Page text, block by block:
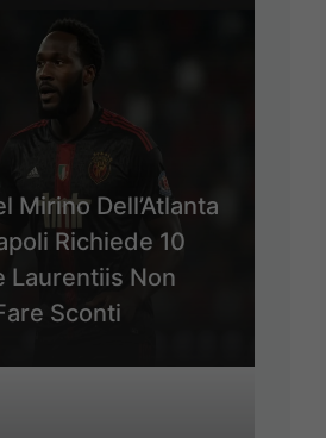
Mirino Dell’Atlanta
Richiede 10
Laurentiis Non
Sconti